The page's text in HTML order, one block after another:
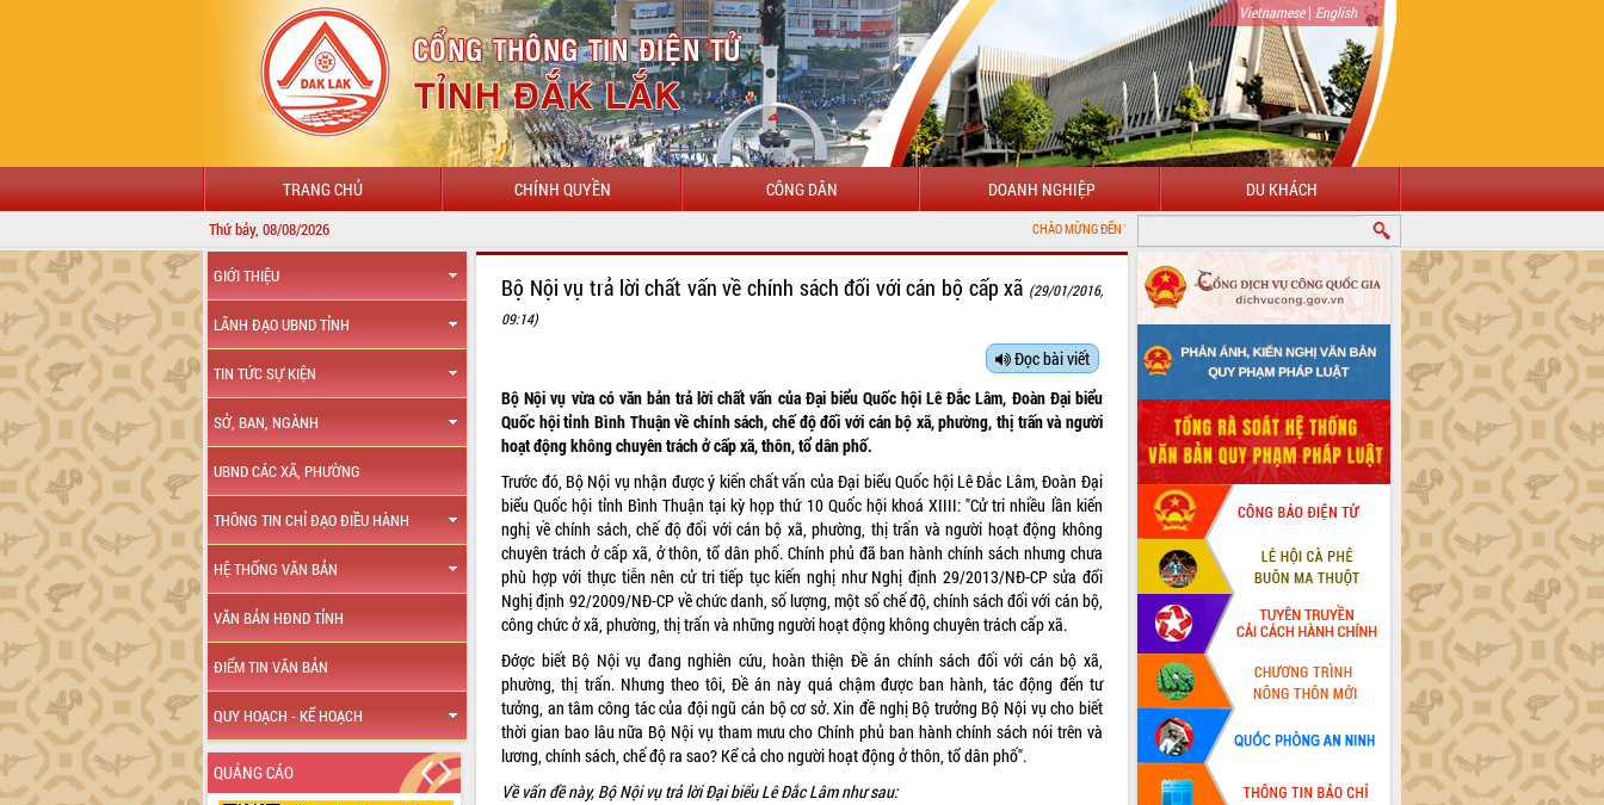
Vietnamese| English
TRANG CHỦ CHÍNH QUYỀN CÔNG DÂN DOANH NGHIỆP DU KHÁCH
Thứ bảy, 08/08/2026 CHÀO MỪNG ĐẾN VỚI CỔNG THÔNG TIN ĐIỆN TỬ TỈNH ĐẮK LẮK
GIỚI THIỆU
LÃNH ĐẠO UBND TỈNH
TIN TỨC SỰ KIỆN
SỞ, BAN, NGÀNH
UBND CÁC XÃ, PHƯỜNG
THÔNG TIN CHỈ ĐẠO ĐIỀU HÀNH
HỆ THỐNG VĂN BẢN
VĂN BẢN HĐND TỈNH
ĐIỂM TIN VĂN BẢN
QUY HOẠCH - KẾ HOẠCH
QUẢNG CÁO
Bộ Nội vụ trả lời chất vấn về chính sách đối với cán bộ cấp xã (29/01/2016,
09:14)
Đọc bài viết
Bộ Nội vụ vừa có văn bản trả lời chất vấn của Đại biểu Quốc hội Lê Đắc Lâm, Đoàn Đại biểu
Quốc hội tỉnh Bình Thuận về chính sách, chế độ đối với cán bộ xã, phường, thị trấn và người
hoạt động không chuyên trách ở cấp xã, thôn, tổ dân phố.
Trước đó, Bộ Nội vụ nhận được ý kiến chất vấn của Đại biểu Quốc hội Lê Đắc Lâm, Đoàn Đại
biểu Quốc hội tỉnh Bình Thuận tại kỳ họp thứ 10 Quốc hội khoá XIIII: "Cử tri nhiều lần kiến
nghị về chính sách, chế độ đối với cán bộ xã, phường, thị trấn và người hoạt động không
chuyên trách ở cấp xã, ở thôn, tổ dân phố. Chính phủ đã ban hành chính sách nhưng chưa
phù hợp với thực tiễn nên cử tri tiếp tục kiến nghị như Nghị định 29/2013/NĐ-CP sửa đổi
Nghị định 92/2009/NĐ-CPvề chức danh, số lượng, một số chế độ, chính sách đối với cán bộ,
công chức ở xã, phường, thị trấn và những người hoạt động không chuyên trách cấp xã.
Đớợc biết Bộ Nội vụ đang nghiên cứu, hoàn thiện Đề án chính sách đối với cán bộ xã,
phường, thị trấn. Nhưng theo tôi, Đề án này quá chậm được ban hành, tác động đến tư
tưởng, an tâm công tác của đội ngũ cán bộ cơ sở. Xin đề nghị Bộ trưởng Bộ Nội vụ cho biết
thời gian bao lâu nữa Bộ Nội vụ tham mưu cho Chính phủ ban hành chính sách nói trên và
lương, chính sách, chế độ ra sao? Kể cả cho người hoạt động ở thôn, tổ dân phố".
Về vấn đề này, Bộ Nội vụ trả lời Đại biểu Lê Đắc Lâm như sau: